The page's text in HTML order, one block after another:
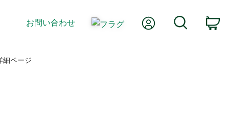
お問い合わせ Myアカウント
細ページ